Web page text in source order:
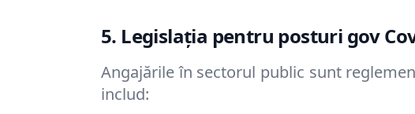
5. Legislația pentru posturi gov
Angajările în sectorul public sunt
includ: